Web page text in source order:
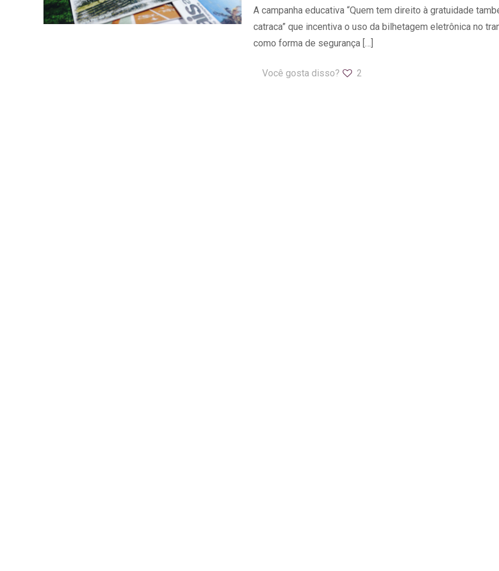
A campanha educativa “Quem tem direito à gratuidade
catraca” que incentiva o uso da bilhetagem eletrônica no
como forma de segurança[…]
Você gosta disso? 2